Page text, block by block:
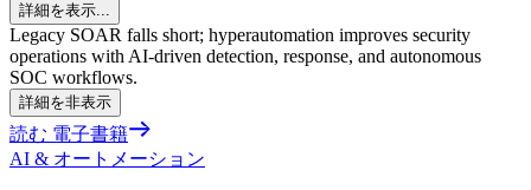
詳細を表示...
Legacy SOAR falls short; hyperautomation improves security
operations with AI-driven detection, response, and autonomous
SOC workflows.
詳細を非表示
読む 電子書籍
AI & オートメーション